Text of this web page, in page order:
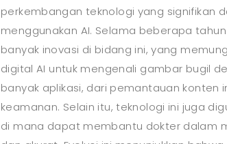
perkembangan teknologi yang signifikan
menggunakan AI. Selama beberapa
banyak inovasi di bidang ini, yang
digital AI untuk mengenali gambar bugil
banyak aplikasi, dari pemantauan konten
keamanan. Selain itu, teknologi ini juga
di mana dapat membantu dokter dalam